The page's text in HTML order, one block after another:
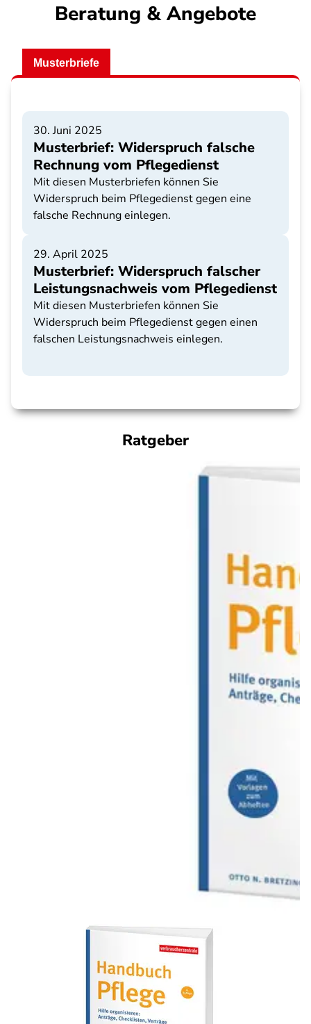
Beratung & Angebote
Musterbriefe
30. Juni 2025
Musterbrief: Widerspruch falsche
Rechnung vom Pflegedienst
Mit diesen Musterbriefen können Sie
Widerspruch beim Pflegedienst gegen eine
falsche Rechnung einlegen.
29. April 2025
Musterbrief: Widerspruch falscher
Leistungsnachweis vom Pflegedienst
Mit diesen Musterbriefen können Sie
Widerspruch beim Pflegedienst gegen einen
falschen Leistungsnachweis einlegen.
Ratgeber